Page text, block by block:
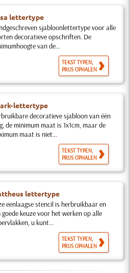
lettertype
sjabloonlettertype voor alle
decoratieve opschriften. De
van de...
TEKST TYPEN,
PRIJS OPHALEN
lettertype
decoratieve sjabloon van één
de minimum maat is 1x1cm, maar de
maat is niet...
TEKST TYPEN,
PRIJS OPHALEN
lettertype
eenlaagse stencil is herbruikbaar en
goede keuze voor het werken op alle
u kunt...
TEKST TYPEN,
PRIJS OPHALEN